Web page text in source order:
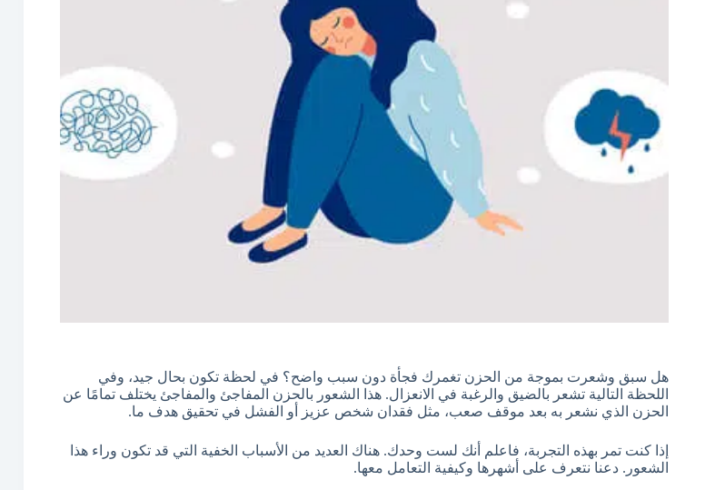
هل سبق وشعرت بموجة من الحزن تغمرك فجأة دون سبب واضح؟ في لحظة تكون بحال جيد، وفي
اللحظة التالية تشعر بالضيق والرغبة في الانعزال. هذا الشعور بالحزن المفاجئ والمفاجئ يختلف تمامًا عن
الحزن الذي نشعر به بعد موقف صعب، مثل فقدان شخص عزيز أو الفشل في تحقيق هدف ما.
إذا كنت تمر بهذه التجربة، فاعلم أنك لست وحدك. هناك العديد من الأسباب الخفية التي قد تكون وراء هذا
الشعور. دعنا نتعرف على أشهرها وكيفية التعامل معها.